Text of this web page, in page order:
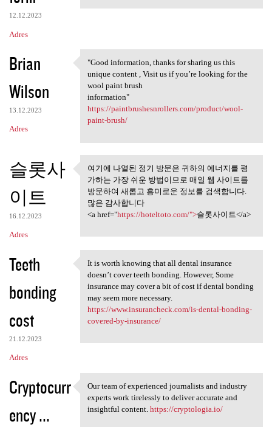
12.12.2023
Adres
Brian
Wilson
13.12.2023
Adres
"Good information, thanks for
"Good information, thanks for sharing us this
unique content , Visit us if you’re looking for the
wool paint brush
information"
https://paintbrushesnrollers.com/product/wool-
paint-brush/
슬롯사
이트
16.12.2023
Adres
여기에 나열된 정기 방문은 귀하
의 에너지를 평가하는
여기에 나열된 정기 방문은 귀하의 에너지를 평
가하는 가장 쉬운 방법이므로 매일 웹 사이트를
방문하여 새롭고 흥미로운 정보를 검색합니다.
많은 감사합니다
<a href="https://hoteltoto.com/">슬롯사이트</a>
Teeth
bonding
cost
21.12.2023
Adres
It is worth knowing that all
It is worth knowing that all dental insurance
doesn’t cover teeth bonding. However, Some
insurance may cover a bit of cost if dental bonding
may seem more necessary.
https://www.insurancheck.com/is-dental-bonding-
covered-by-insurance/
Cryptocurr
ency ...
Our team of experienced
Our team of experienced journalists and industry
experts work tirelessly to deliver accurate and
insightful content. https://cryptologia.io/